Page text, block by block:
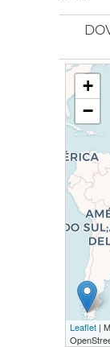
+
−
Leaflet|